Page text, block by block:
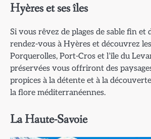
Hyères et ses îles
Si vous rêvez de plages de sable fin et
rendez-vous à Hyères et découvrez les
Porquerolles, Port-Cros et l’île du
préservées vous offriront des
propices à la détente et à la
la flore méditerranéennes.
La Haute-Savoie